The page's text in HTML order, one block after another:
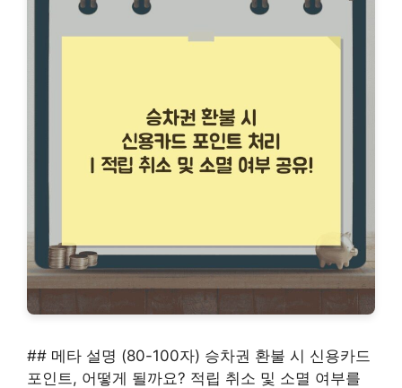
## 메타 설명 (80-100자) 승차권 환불 시 신용카드
포인트, 어떻게 될까요? 적립 취소 및 소멸 여부를